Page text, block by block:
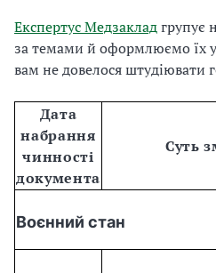
Експертус Медзакладгрупує
за темами й оформлюємо їх
вам не довелося штудіювати
Дата
набрання
чинності
документа
Суть
Воєнний стан